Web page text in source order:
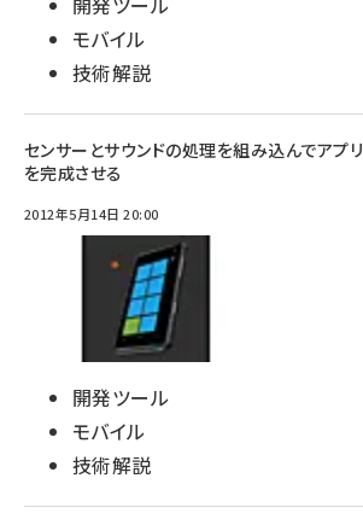
モバイル
技術解説
センサーとサウンドの処理を組み込んでアプリ
を完成させる
2012年5月14日 20:00
開発ツール
モバイル
技術解説